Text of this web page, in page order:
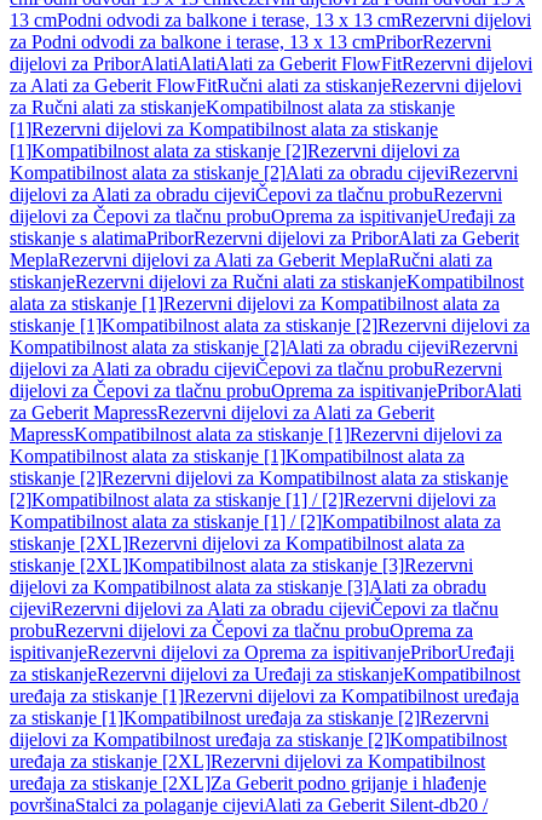
13 cmPodni odvodi za balkone i terase, 13 x 13 cmRezervni dijelovi
za Podni odvodi za balkone i terase, 13 x 13 cmPriborRezervni
dijelovi za PriborAlatiAlatiAlati za Geberit FlowFitRezervni dijelovi
za Alati za Geberit FlowFitRučni alati za stiskanjeRezervni dijelovi
za Ručni alati za stiskanjeKompatibilnost alata za stiskanje
[1]Rezervni dijelovi za Kompatibilnost alata za stiskanje
[1]Kompatibilnost alata za stiskanje [2]Rezervni dijelovi za
Kompatibilnost alata za stiskanje [2]Alati za obradu cijeviRezervni
dijelovi za Alati za obradu cijeviČepovi za tlačnu probuRezervni
dijelovi za Čepovi za tlačnu probuOprema za ispitivanjeUređaji za
stiskanje s alatimaPriborRezervni dijelovi za PriborAlati za Geberit
MeplaRezervni dijelovi za Alati za Geberit MeplaRučni alati za
stiskanjeRezervni dijelovi za Ručni alati za stiskanjeKompatibilnost
alata za stiskanje [1]Rezervni dijelovi za Kompatibilnost alata za
stiskanje [1]Kompatibilnost alata za stiskanje [2]Rezervni dijelovi za
Kompatibilnost alata za stiskanje [2]Alati za obradu cijeviRezervni
dijelovi za Alati za obradu cijeviČepovi za tlačnu probuRezervni
dijelovi za Čepovi za tlačnu probuOprema za ispitivanjePriborAlati
za Geberit MapressRezervni dijelovi za Alati za Geberit
MapressKompatibilnost alata za stiskanje [1]Rezervni dijelovi za
Kompatibilnost alata za stiskanje [1]Kompatibilnost alata za
stiskanje [2]Rezervni dijelovi za Kompatibilnost alata za stiskanje
[2]Kompatibilnost alata za stiskanje [1] / [2]Rezervni dijelovi za
Kompatibilnost alata za stiskanje [1] / [2]Kompatibilnost alata za
stiskanje [2XL]Rezervni dijelovi za Kompatibilnost alata za
stiskanje [2XL]Kompatibilnost alata za stiskanje [3]Rezervni
dijelovi za Kompatibilnost alata za stiskanje [3]Alati za obradu
cijeviRezervni dijelovi za Alati za obradu cijeviČepovi za tlačnu
probuRezervni dijelovi za Čepovi za tlačnu probuOprema za
ispitivanjeRezervni dijelovi za Oprema za ispitivanjePriborUređaji
za stiskanjeRezervni dijelovi za Uređaji za stiskanjeKompatibilnost
uređaja za stiskanje [1]Rezervni dijelovi za Kompatibilnost uređaja
za stiskanje [1]Kompatibilnost uređaja za stiskanje [2]Rezervni
dijelovi za Kompatibilnost uređaja za stiskanje [2]Kompatibilnost
uređaja za stiskanje [2XL]Rezervni dijelovi za Kompatibilnost
uređaja za stiskanje [2XL]Za Geberit podno grijanje i hlađenje
površinaStalci za polaganje cijeviAlati za Geberit Silent-db20 /